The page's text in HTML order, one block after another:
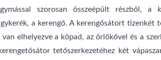
szorosan összeépült részből, a
a kerengő. A kerengősátort tizenkét
elhelyezve a kőpad, az őrlőkővel és a
tetőszerkezetéhez két